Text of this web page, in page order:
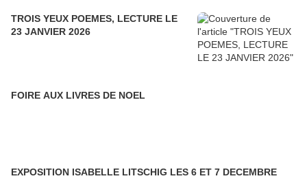
TROIS YEUX POEMES, LECTURE LE
23 JANVIER 2026
FOIRE AUX LIVRES DE NOEL
EXPOSITION ISABELLE LITSCHIG LES 6 ET 7 DECEMBRE